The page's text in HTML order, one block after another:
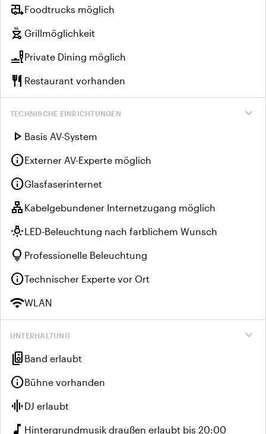
rv_hookupFoodtrucks möglich
outdoor_grill Grillmöglichkeit
brunch_diningPrivate Dining möglich
restaurant Restaurant vorhanden
expand_more
TECHNISCHE EINRICHTUNGEN
play_arrow Basis AV-System
infoExterner AV-Experte möglich
infoGlasfaserinternet
lan Kabelgebundener Internetzugang möglich
wb_incandescentLED-Beleuchtung nach farblichem Wunsch
lightbulb Professionelle Beleuchtung
infoTechnischer Experte vor Ort
wifiWLAN
expand_more
UNTERHALTUNG
speaker_group Band erlaubt
infoBühne vorhanden
graphic_eq DJ erlaubt
music_note Hintergrundmusik draußen erlaubt bis 20:00